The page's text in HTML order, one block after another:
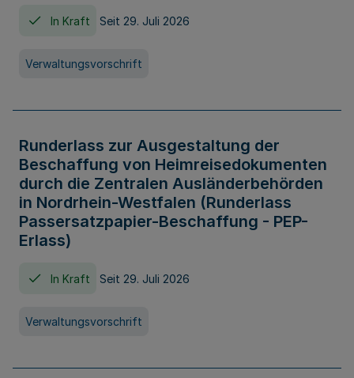
In Kraft Seit 29. Juli 2026
Verwaltungsvorschrift
Runderlass zur Ausgestaltung der
Beschaffung von Heimreisedokumenten
durch die Zentralen Ausländerbehörden
in Nordrhein-Westfalen (Runderlass
Passersatzpapier-Beschaffung - PEP-
Erlass)
In Kraft Seit 29. Juli 2026
Verwaltungsvorschrift